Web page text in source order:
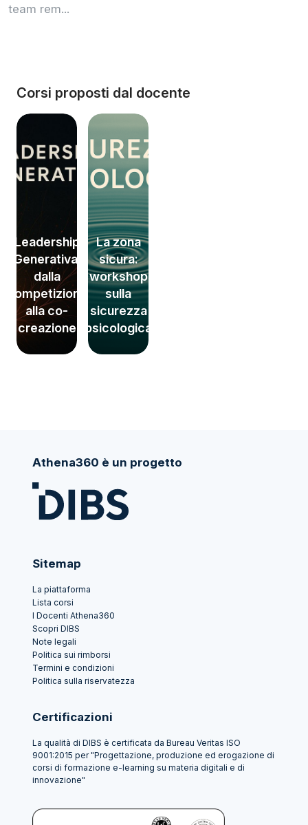
team rem...
Corsi proposti dal docente
Leadership
Generativa:
dalla
competizione
alla co-
creazione
La zona
sicura:
workshop
sulla
sicurezza
psicologica
Athena360 è un progetto
Sitemap
La piattaforma
Lista corsi
I Docenti Athena360
Scopri DIBS
Note legali
Politica sui rimborsi
Termini e condizioni
Politica sulla riservatezza
Certificazioni
La qualità di DIBS è certificata da Bureau Veritas ISO
9001:2015 per "Progettazione, produzione ed erogazione di
corsi di formazione e-learning su materia digitali e di
innovazione"